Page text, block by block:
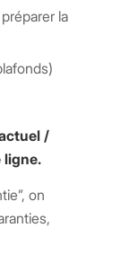
la
/
ligne.
on